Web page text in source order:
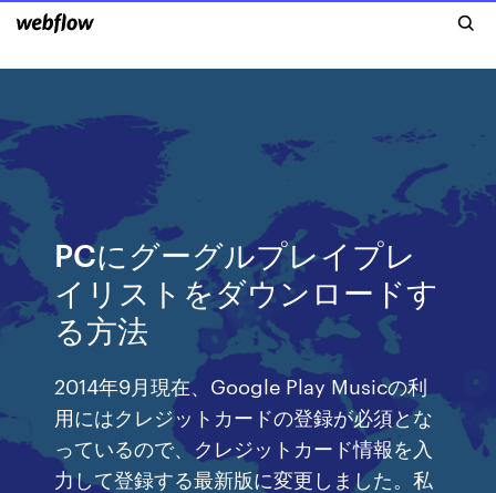
PCにグーグルプレイプレ
イリストをダウンロードす
る方法
2014年9月現在、Google Play Musicの利
用にはクレジットカードの登録が必須とな
っているので、クレジットカード情報を入
力して登録する最新版に変更しました。私